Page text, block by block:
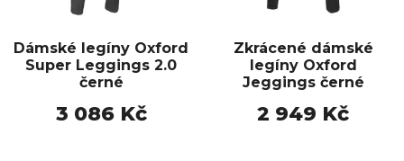
Dámské legíny Oxford
Super Leggings 2.0
černé
3 086 Kč
Zkrácené dámské
legíny Oxford
Jeggings černé
2 949 Kč